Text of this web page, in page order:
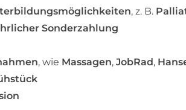
, z. B.
Sonderzahlung
, wie Massagen, JobRad,